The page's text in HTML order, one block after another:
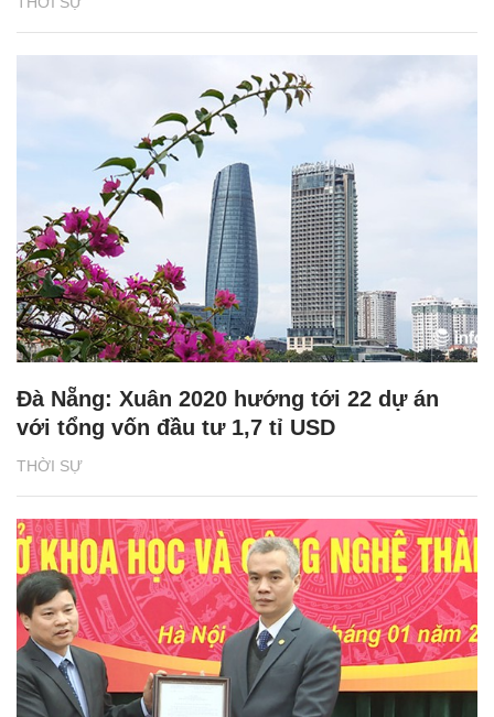
THỜI SỰ
Đà Nẵng: Xuân 2020 hướng tới 22 dự án
với tổng vốn đầu tư 1,7 tỉ USD